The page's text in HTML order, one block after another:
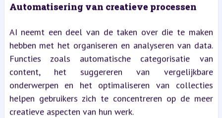
Automatisering van creatieve processen
AI neemt een deel van de taken over die te maken
hebben met het organiseren en analyseren van data.
Functies zoals automatische categorisatie van
content, het suggereren van vergelijkbare
onderwerpen en het optimaliseren van collecties
helpen gebruikers zich te concentreren op de meer
creatieve aspecten van hun werk.